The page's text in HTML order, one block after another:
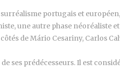
portugais et
une autre phase néoréaliste
de Mário Cesariny, Carlos
ses prédécesseurs. Il est